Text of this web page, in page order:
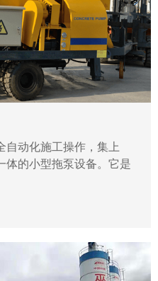
自动化施工操作，集上
体的小型拖泵设备。它是